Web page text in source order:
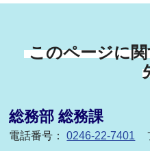
このページに
総務部 総務課
電話番号：0246-22-7401